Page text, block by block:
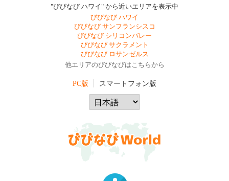
"びびなび ハワイ" から近いエリアを表示中
びびなび ハワイ
びびなび サンフランシスコ
びびなび シリコンバレー
びびなび サクラメント
びびなび ロサンゼルス
他エリアのびびなびはこちらから
PC版 スマートフォン版